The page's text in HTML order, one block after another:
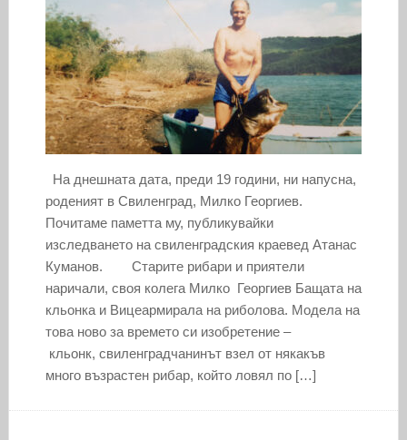
На днешната дата, преди 19 години, ни напусна,
роденият в Свиленград, Милко Георгиев.
Почитаме паметта му, публикувайки
изследването на свиленградския краевед Атанас
Куманов. Старите рибари и приятели
наричали, своя колега Милко Георгиев Бащата на
кльонка и Вицеармирала на риболова. Модела на
това ново за времето си изобретение –
кльонк, свиленградчанинът взел от някакъв
много възрастен рибар, който ловял по […]